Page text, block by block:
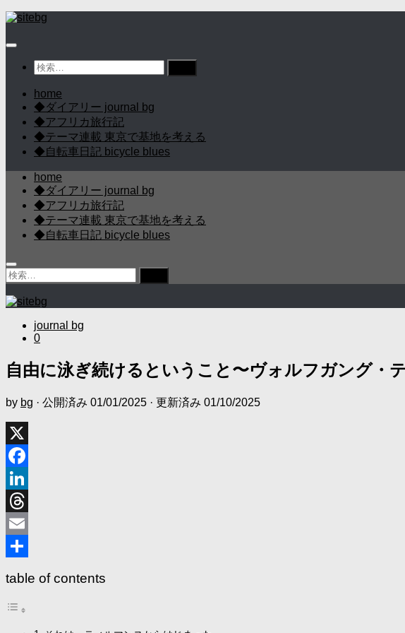
コ
テ
検
home
◆ダイアリー journal bg
◆アフリカ旅行記
◆テーマ連載 東京で基地を考える
◆自転車日記 bicycle blues
home
◆ダイアリー journal bg
◆アフリカ旅行記
◆テーマ連載 東京で基地を考える
◆自転車日記 bicycle blues
検
索:
journal bg
0
自由に泳ぎ続けるということ〜ヴォルフガング・
by bg · 公開済み 01/01/2025 · 更新済み 01/10/2025
X
Facebook
LinkedIn
Threads
Email
table of contents